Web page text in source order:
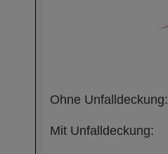
Ohne Unfalldeckung:
Mit Unfalldeckung: